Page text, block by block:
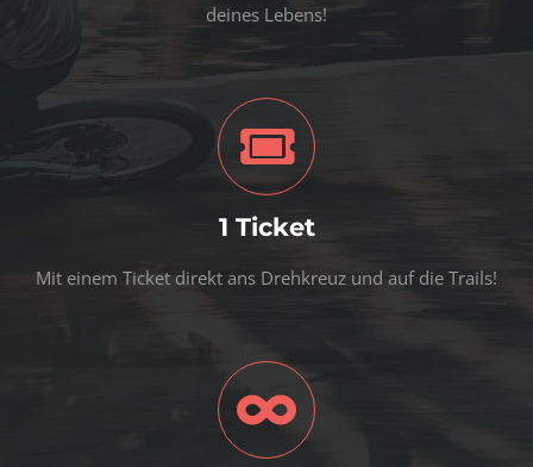
deines Lebens!
1 Ticket
Mit einem Ticket direkt ans Drehkreuz und auf die Trails!